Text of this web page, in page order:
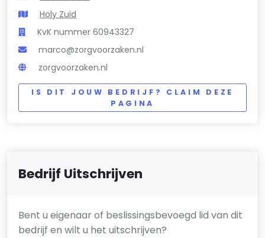
Holy Zuid
KvK nummer 60943327
marco@zorgvoorzaken.nl
zorgvoorzaken.nl
IS DIT JOUW BEDRIJF? CLAIM DEZE
PAGINA
Bedrijf Uitschrijven
Bent u eigenaar of beslissingsbevoegd lid van dit
bedrijf en wilt u het uitschrijven?